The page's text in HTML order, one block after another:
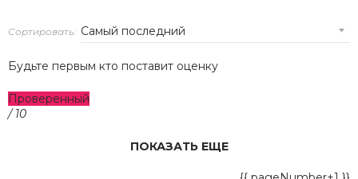
Сортировать:
Будьте первым кто поставит оценку
Проверенный
/ 10
ПОКАЗАТЬ ЕЩЕ